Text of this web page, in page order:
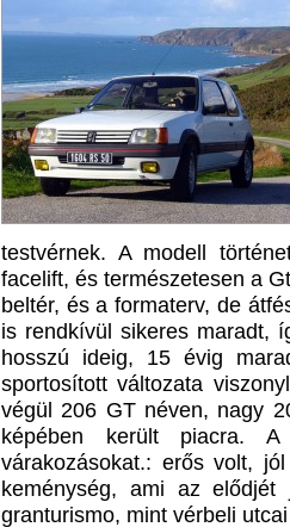
testvérnek. A modell
facelift, és természetesen a
beltér, és a formaterv, de
is rendkívül sikeres maradt,
hosszú ideig, 15 évig
sportosított változata
végül 206 GT néven, nagy
képében került piacra.
várakozásokat.: erős volt,
keménység, ami az
granturismo, mint vérbeli